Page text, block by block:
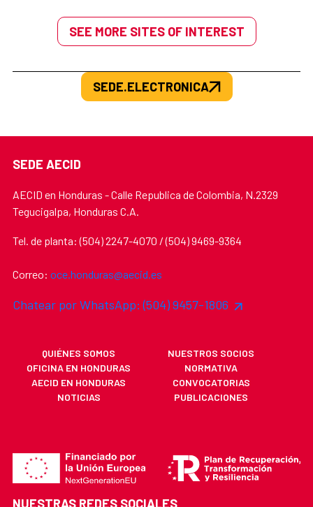
SEE MORE SITES OF INTEREST
SEDE.ELECTRONICA
SEDE AECID
AECID en Honduras - Calle Republica de Colombia, N.2329
Tegucigalpa, Honduras C.A.
Tel. de planta: (504) 2247-4070 / (504) 9469-9364
Correo: oce.honduras@aecid.es
Chatear por WhatsApp: (504) 9457-1806
QUIÉNES SOMOS
NUESTROS SOCIOS
OFICINA EN HONDURAS
NORMATIVA
AECID EN HONDURAS
CONVOCATORIAS
NOTICIAS
PUBLICACIONES
NUESTRAS REDES SOCIALES